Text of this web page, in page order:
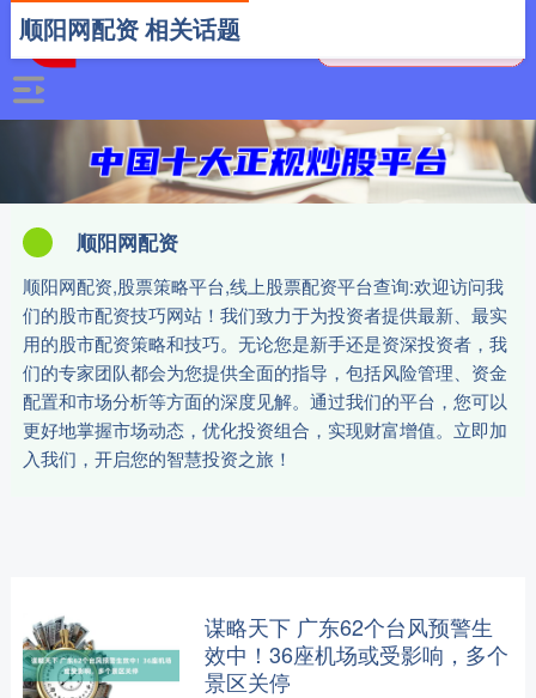
顺阳网配资
顺阳网配资,股票策略平台,线上股票配资平台查询:欢迎访问我
们的股市配资技巧网站！我们致力于为投资者提供最新、最实
用的股市配资策略和技巧。无论您是新手还是资深投资者，我
们的专家团队都会为您提供全面的指导，包括风险管理、资金
配置和市场分析等方面的深度见解。通过我们的平台，您可以
更好地掌握市场动态，优化投资组合，实现财富增值。立即加
入我们，开启您的智慧投资之旅！
顺阳网配资 相关话题
谋略天下 广东62个台风预警生
效中！36座机场或受影响，多个
景区关停